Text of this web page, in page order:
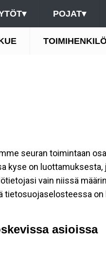
▾ POJAT▾
seuran toimintaan
kyse on
vain niissä
asioissa